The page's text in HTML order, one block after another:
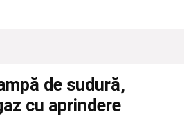
de sudură,
cu aprindere